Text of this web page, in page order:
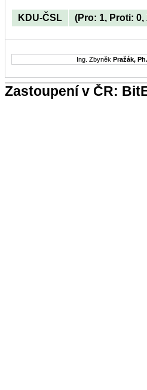
KDU-ČSL (Pro: 1, Proti: 0,
Ing. Zbyněk Pražák,
Zastoupení v ČR: